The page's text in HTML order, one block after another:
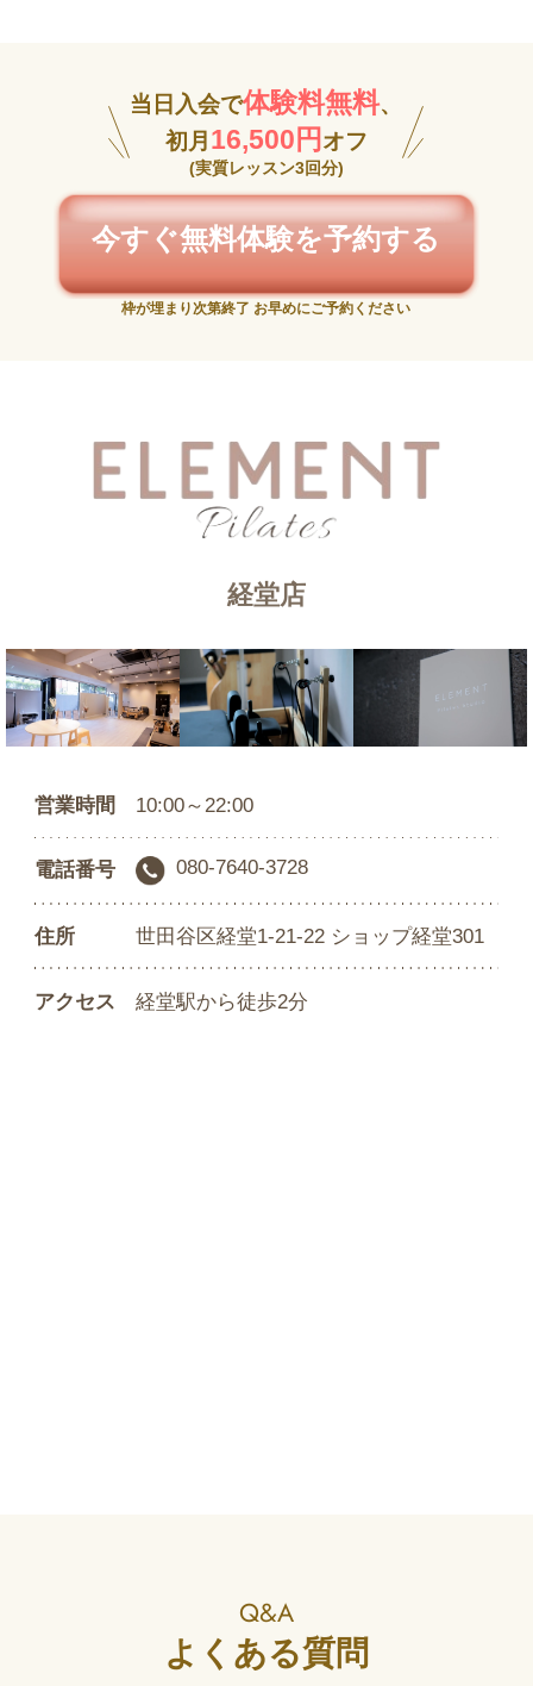
当日入会で体験料無料、
初月 16,500円 オフ
(実質レッスン3回分)
今すぐ無料体験を予約する
枠が埋まり次第終了 お早めにご予約ください
経堂店
営業時間 10:00～22:00
電話番号 080-7640-3728
住所 世田谷区経堂1-21-22 ショップ経堂301
アクセス 経堂駅から徒歩2分
Q&A
よくある質問